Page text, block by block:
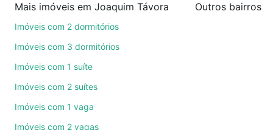
Como escolher um imóvel?
Use barra de busca no topo para pesquisar por
também pode usar os filtros como quantidade de
quartos, suítes, com ou sem vaga de garagem para
combinar perfeitamente com o preço, metragem e
Mais imóveis em Joaquim Távora
Imóveis com 2 dormitórios
Imóveis com 3 dormitórios
Imóveis com 1 suíte
Imóveis com 2 suítes
Imóveis com 1 vaga
Imóveis com 2 vagas
Outros bairros